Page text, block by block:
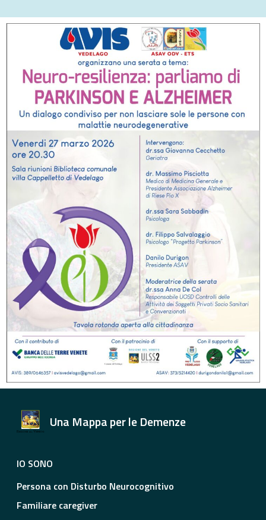
Una Mappa per le Demenze
IO SONO
Persona con Disturbo Neurocognitivo
Familiare caregiver